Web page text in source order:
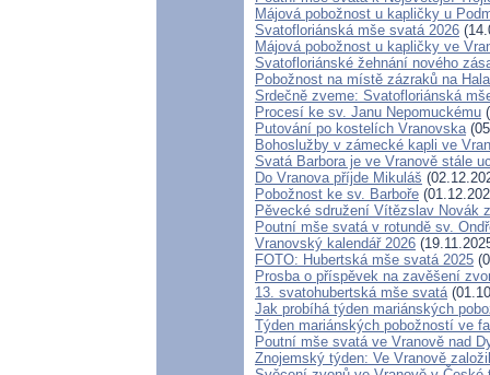
Májová pobožnost u kapličky u
Svatofloriánská mše svatá 2026
Májová pobožnost u kapličky ve
Svatofloriánské žehnání nového
Pobožnost na místě zázraků na
Srdečně zveme: Svatofloriánská
Procesí ke sv. Janu Nepomuckému
Putování po kostelích Vranovska
Bohoslužby v zámecké kapli ve
Svatá Barbora je ve Vranově stále
Do Vranova příjde Mikuláš
Pobožnost ke sv. Barboře
Pěvecké sdružení Vítězslav Novák
Poutní mše svatá v rotundě sv.
Vranovský kalendář 2026
FOTO: Hubertská mše svatá 2025
Prosba o příspěvek na zavěšení
13. svatohubertská mše svatá
Jak probíhá týden mariánských
Týden mariánských pobožností ve
Poutní mše svatá ve Vranově nad
Znojemský týden: Ve Vranově